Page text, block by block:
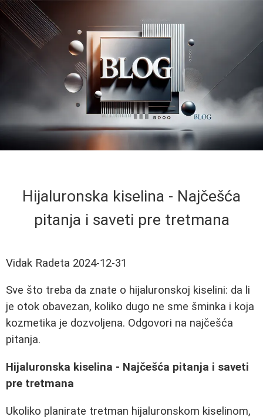
Hijaluronska kiselina - Najčešća
pitanja i saveti pre tretmana
Vidak Radeta 2024-12-31
Sve što treba da znate o hijaluronskoj kiselini: da li
je otok obavezan, koliko dugo ne sme šminka i koja
kozmetika je dozvoljena. Odgovori na najčešća
pitanja.
Hijaluronska kiselina - Najčešća pitanja i saveti
pre tretmana
Ukoliko planirate tretman hijaluronskom kiselinom,